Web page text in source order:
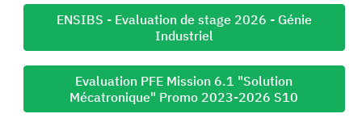
ENSIBS - Evaluation de stage 2026 - Génie
Industriel
Evaluation PFE Mission 6.1 "Solution
Mécatronique" Promo 2023-2026 S10